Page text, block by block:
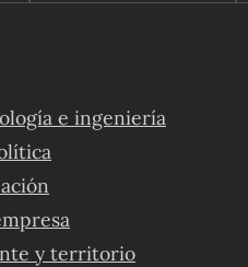
e ingeniería
y territorio